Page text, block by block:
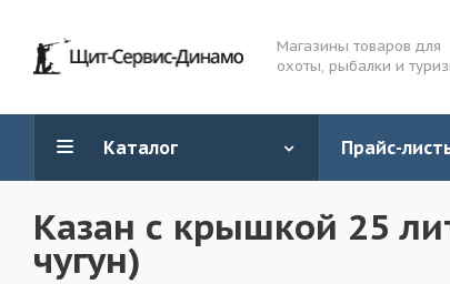
Магазины товаров для
охоты, рыбалки и
Каталог Прайс-
Казан с крышкой 25
чугун)